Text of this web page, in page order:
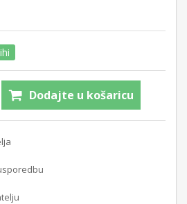
Dodajte u košaricu